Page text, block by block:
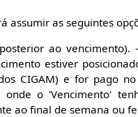
assumir as seguintes
ao
estiver
CIGAM) e for pago
o 'Vencimento'
ao final de semana ou